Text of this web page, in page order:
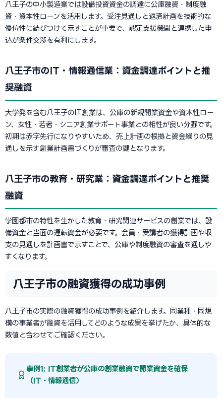
八王子の中小製造業では設備投資資金の調達に公庫融資・制度融
資・資本性ローンを活用します。受注見通しと返済計画を技術的な
優位性に結びつけて示すことが重要で、認定支援機関と連携した申
込が条件交渉を有利にします。
八王子市のIT・情報通信業：資金調達ポイントと推
奨融資
大学発を含む八王子のIT創業は、公庫の新規開業資金や資本性ロー
ン、女性・若者・シニア創業サポート事業との相性が良い分野です。
初期は赤字先行になりやすいため、売上計画の根拠と資金繰りの見
通しを示す創業計画書づくりが審査の鍵となります。
八王子市の教育・研究業：資金調達ポイントと推奨
融資
学園都市の特性を生かした教育・研究関連サービスの創業では、設
備資金と当面の運転資金が必要です。会員・受講者の獲得計画や収
支の見通しを計画書で示すことで、公庫や制度融資の審査を通しや
すくなります。
八王子市の融資獲得の成功事例
八王子市の実際の融資獲得の成功事例を紹介します。同業種・同規
模の事業者が融資を活用してどのような成果を挙げたか、具体的な
数値と合わせてご確認ください。
事例1: IT創業者が公庫の創業融資で開業資金を確保
（IT・情報通信）